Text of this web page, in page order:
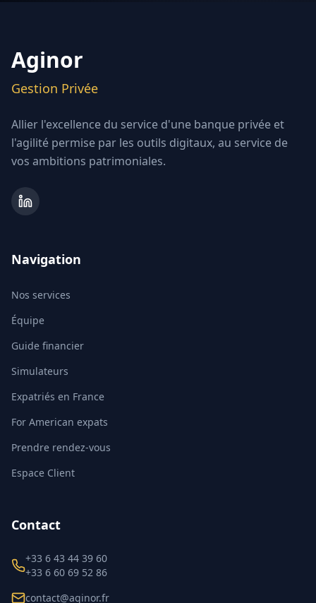
Aginor
Gestion Privée
Allier l'excellence du service d'une banque privée et
l'agilité permise par les outils digitaux, au service de
vos ambitions patrimoniales.
Navigation
Nos services
Équipe
Guide financier
Simulateurs
Expatriés en France
For American expats
Prendre rendez-vous
Espace Client
Contact
+33 6 43 44 39 60
+33 6 60 69 52 86
contact@aginor.fr